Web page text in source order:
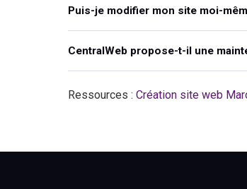
Puis-je modifier mon site moi-
CentralWeb propose-t-il une
Ressources : Création site web